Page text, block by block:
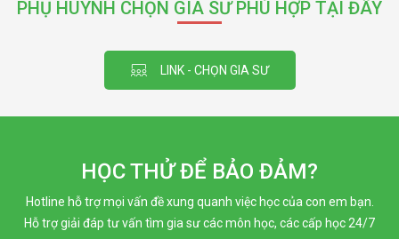
PHỤ HUYNH CHỌN GIA SƯ PHÙ HỢP TẠI ĐÂY
LINK - CHỌN GIA SƯ
HỌC THỬ ĐỂ BẢO ĐẢM?
Hotline hỗ trợ mọi vấn đề xung quanh việc học của con em bạn.
Hỗ trợ giải đáp tư vấn tìm gia sư các môn học, các cấp học 24/7